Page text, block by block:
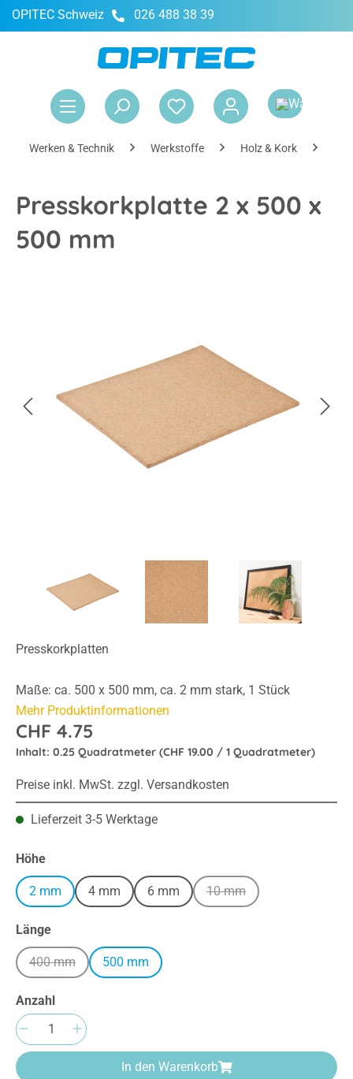
springen
OPITEC Schweiz 026 488 38 39
Werken & Technik Werkstoffe Holz & Kork
Presskorkplatte 2 x 500 x
500 mm
Presskorkplatten
Maße: ca. 500 x 500 mm, ca. 2 mm stark, 1 Stück
Mehr Produktinformationen
CHF 4.75
Inhalt: 0.25 Quadratmeter (CHF 19.00 / 1 Quadratmeter)
Preise inkl. MwSt. zzgl. Versandkosten
Lieferzeit 3-5 Werktage
Höheauswählen
2 mm 4 mm 6 mm 10 mm(Diese Option ist zurzeit
Längeauswählen
400 mm(Diese Option ist zurzeit nicht verfügbar.)
500 mm
Anzahl
Produkt Anzahl: Gib den gewünschten
In den Warenkorb